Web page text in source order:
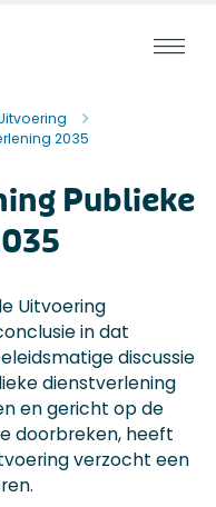
2035
Publieke
Uitvoering
in dat
discussie
dienstverlening
en gericht op de
doorbreken, heeft
verzocht een